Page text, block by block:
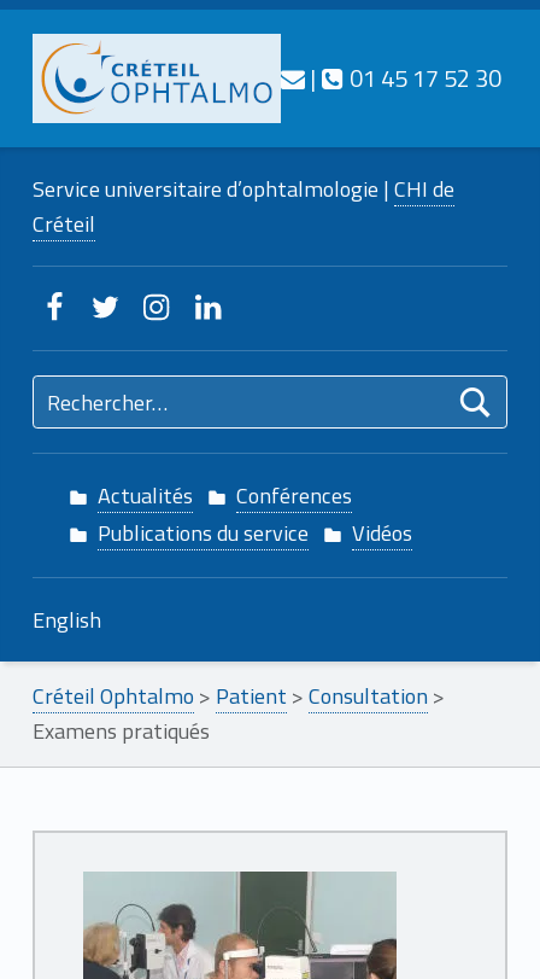
CRÉTEIL
OPHTALMO
Service universitaire d'ophtalmologie
Nous contacter
| 01 45 17 52 30
Service universitaire d’ophtalmologie |CHI de
Créteil
Creteilophtalmo sur Facebook
Creteilophtalmo sur TwitterCreteilophtalmo sur Instagram
Creteilophtalmo sur Linkedin
Rechercher :
Actualités
Conférences
Publications du service
Vidéos
English
Créteil Ophtalmo > Patient >Consultation >
Examens pratiqués
E